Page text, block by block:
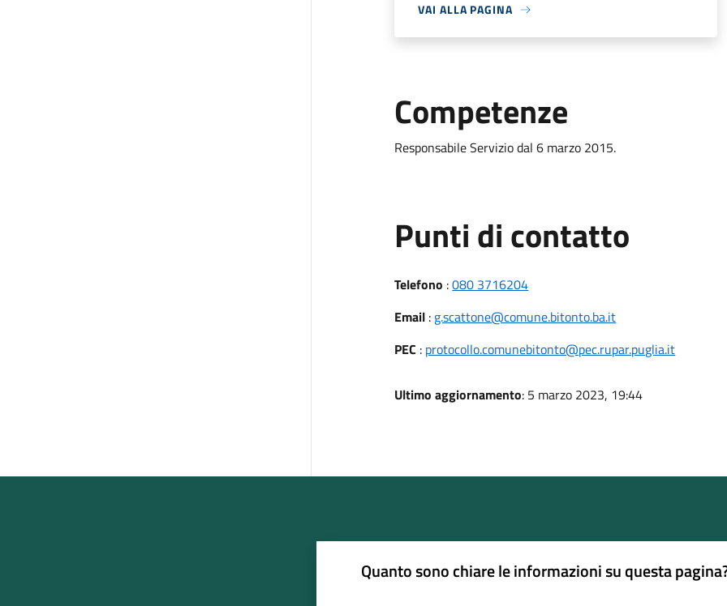
VAI ALLA PAGINA
Competenze
Responsabile Servizio dal 6 marzo 2015.
Punti di contatto
Telefono :080 3716204
Email : g.scattone@comune.bitonto.ba.it
PEC : protocollo.comunebitonto@pec.rupar.puglia.it
Ultimo aggiornamento: 5 marzo 2023, 19:44
Quanto sono chiare le informazioni su questa